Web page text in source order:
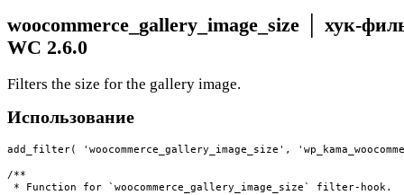
woocommerce_gallery_image_size
хук-
WC 2.6.0
Filters the size for the gallery image.
Использование
add_filter( 'woocommerce_gallery_image_size',
/**
* Function for `woocommerce_gallery_image_size` filter-hook.